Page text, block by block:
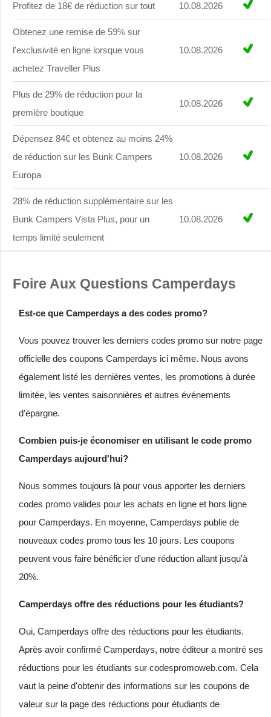
Profitez de 18€ de réduction sur tout 10.08.2026
Obtenez une remise de 59% sur
l'exclusivité en ligne lorsque vous
achetez Traveller Plus
10.08.2026
Plus de 29% de réduction pour la
première boutique
10.08.2026
Dépensez 84€ et obtenez au moins 24%
de réduction sur les Bunk Campers
Europa
10.08.2026
28% de réduction supplémentaire sur les
Bunk Campers Vista Plus, pour un
temps limité seulement
10.08.2026
Foire Aux Questions Camperdays
Est-ce que Camperdays a des codes promo?
Vous pouvez trouver les derniers codes promo sur notre page
officielle des coupons Camperdays ici même. Nous avons
également listé les dernières ventes, les promotions à durée
limitée, les ventes saisonnières et autres événements
d'épargne.
Combien puis-je économiser en utilisant le code promo
Camperdays aujourd'hui?
Nous sommes toujours là pour vous apporter les derniers
codes promo valides pour les achats en ligne et hors ligne
pour Camperdays. En moyenne, Camperdays publie de
nouveaux codes promo tous les 10 jours. Les coupons
peuvent vous faire bénéficier d'une réduction allant jusqu'à
20%.
Camperdays offre des réductions pour les étudiants?
Oui, Camperdays offre des réductions pour les étudiants.
Après avoir confirmé Camperdays, notre éditeur a montré ses
réductions pour les étudiants sur codespromoweb.com. Cela
vaut la peine d'obtenir des informations sur les coupons de
valeur sur la page des réductions pour étudiants de